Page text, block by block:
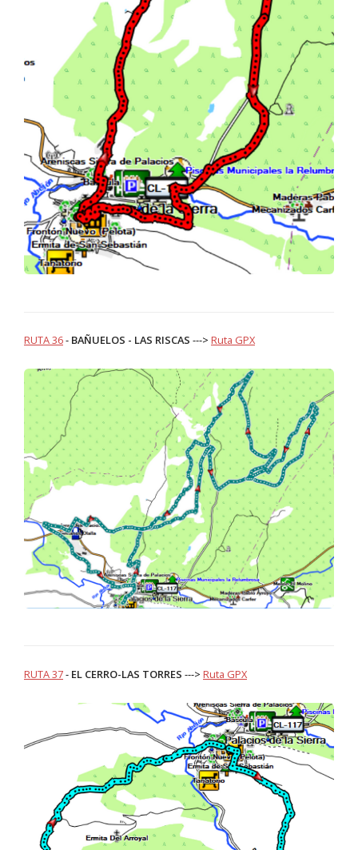
RUTA 36- BAÑUELOS - LAS RISCAS ---> Ruta GPX
RUTA 37- EL CERRO-LAS TORRES ---> Ruta GPX